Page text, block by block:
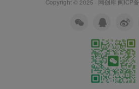
Copyright © 2025 · 网创库 闽ICP